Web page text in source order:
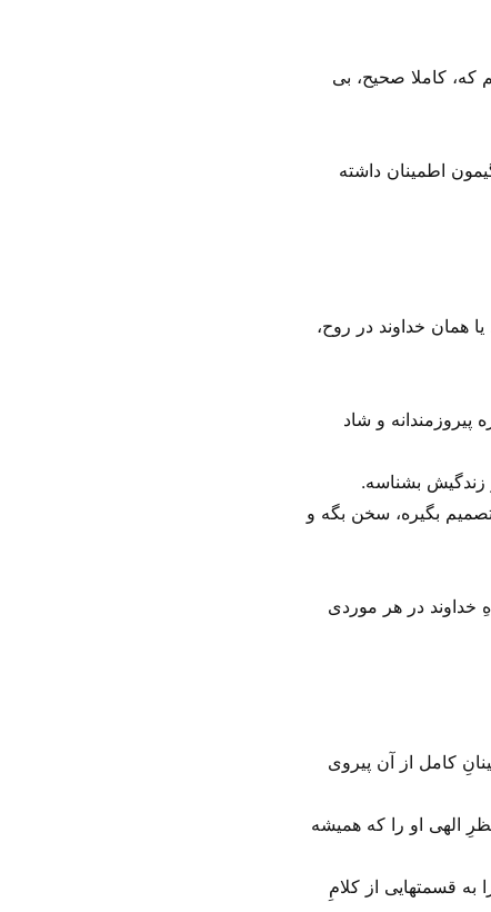
که، کاملا صحیح، بی‌
اطمینان داشته
همان خداوند در روح،
پیروزمندانه و شاد
زندگیش بشناسه.
بگیره، سخن بگه و
خداوند در هر موردی
کامل از آن پیروی
الهی او را که همیشه
قسمتهایی از کلامِ